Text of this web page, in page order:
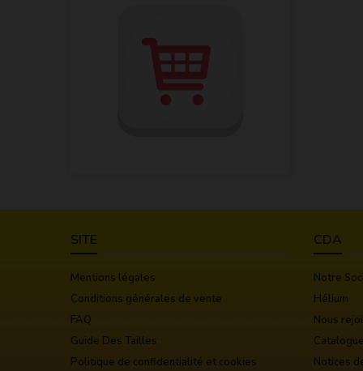
SITE
Mentions légales
Conditions générales de vente
FAQ
Guide Des Tailles
Politique de confidentialité et cookies
CDA
Notre
Hélium
Nous
Notices